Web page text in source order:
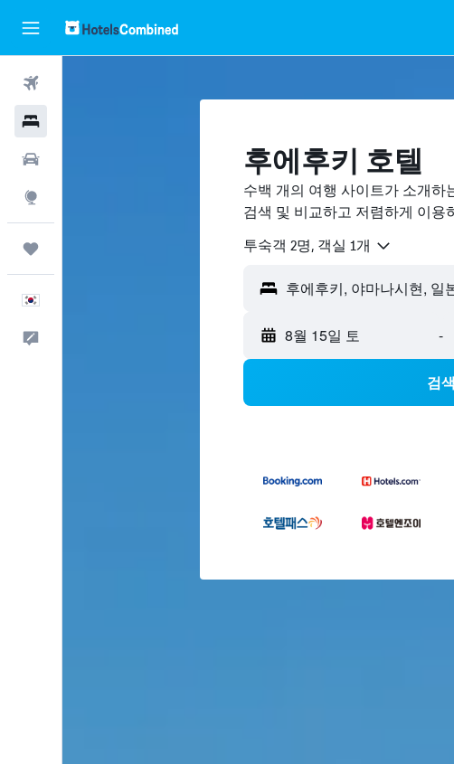
후에후키 호텔
수백 개의 여행 사이트가 소개하
검색 및 비교하고 저렴하게 이용
​투숙객 2​명, ​객실 1개
8월 15일 토 -
검색